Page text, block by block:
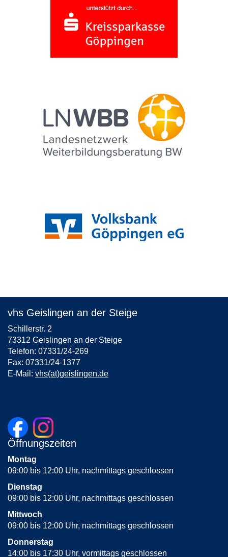
vhs Geislingen an der Steige
Schillerstr. 2
73312 Geislingen an der Steige
Telefon: 07331/24-269
Fax: 07331/24-1377
E-Mail: vhs(at)geislingen.de
Öffnungszeiten
Montag
09:00 bis 12:00 Uhr, nachmittags geschlossen
Dienstag
09:00 bis 12:00 Uhr, nachmittags geschlossen
Mittwoch
09:00 bis 12:00 Uhr, nachmittags geschlossen
Donnerstag
14:00 bis 17:30 Uhr, vormittags geschlossen